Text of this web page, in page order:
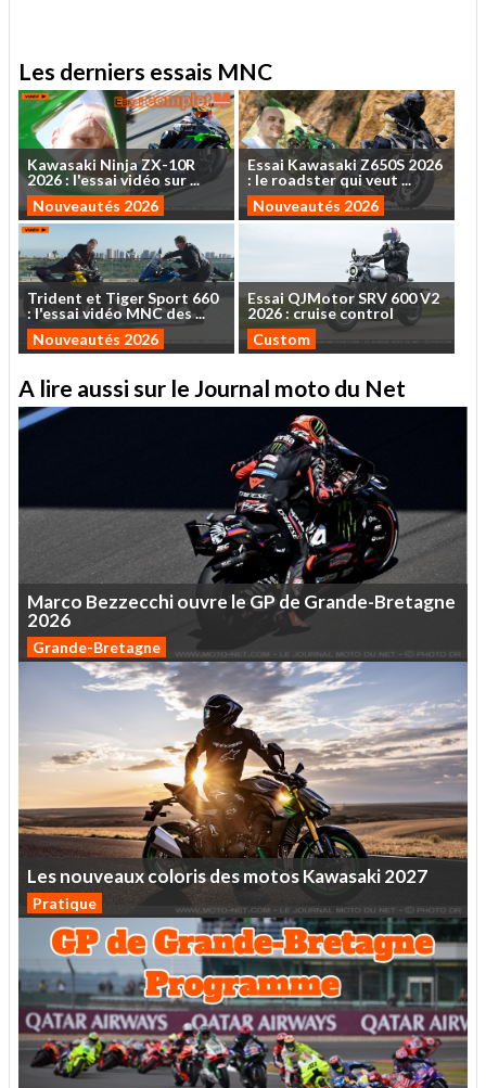
Les derniers essais MNC
Kawasaki NinjaZX-10R
2026: l'essaividéo sur...
Nouveautés 2026
Essai KawasakiZ650S 2026
: le roadsterquiveut ...
Nouveautés 2026
Trident et TigerSport 660
: l'essaividéoMNCdes...
Nouveautés 2026
EssaiQJMotorSRV 600V2
2026 : cruise control
Custom
A lire aussi sur le Journal moto du Net
Marco Bezzecchiouvre leGPde Grande-Bretagne
2026
Grande-Bretagne
LesnouveauxcolorisdesmotosKawasaki2027
Pratique